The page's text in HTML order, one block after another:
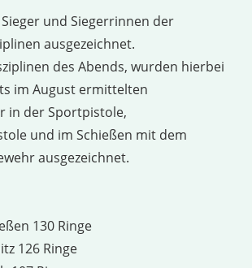
und Siegerrinnen der
ausgezeichnet.
des Abends, wurden hierbei
im August ermittelten
in der Sportpistole,
und im Schießen mit dem
ausgezeichnet.
130 Ringe
126 Ringe